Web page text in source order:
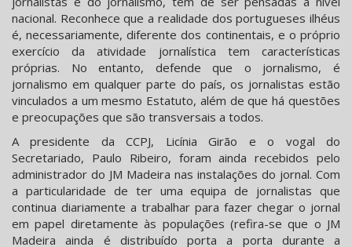
nacional. Reconhece que a realidade dos portugueses ilhéus
é, necessariamente, diferente dos continentais, e o próprio
exercício da atividade jornalística tem características
próprias. No entanto, defende que o jornalismo, é
jornalismo em qualquer parte do país, os jornalistas estão
vinculados a um mesmo Estatuto, além de que há questões
e preocupações que são transversais a todos.
A presidente da CCPJ, Licínia Girão e o vogal do
Secretariado, Paulo Ribeiro, foram ainda recebidos pelo
administrador do JM Madeira nas instalações do jornal. Com
a particularidade de ter uma equipa de jornalistas que
continua diariamente a trabalhar para fazer chegar o jornal
em papel diretamente às populações (refira-se que o JM
Madeira ainda é distribuído porta a porta durante a